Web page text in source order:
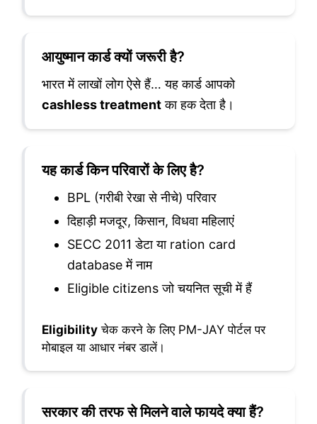
आयुष्मान कार्ड क्यों जरूरी है?
भारत में लाखों लोग ऐसे हैं… यह कार्ड आपको
cashless treatmentका हक देता है।
यह कार्ड किन परिवारों के लिए है?
BPL (गरीबी रेखा से नीचे) परिवार
दिहाड़ी मजदूर, किसान, विधवा महिलाएं
SECC 2011 डेटा या ration card
database में नाम
Eligible citizens जो चयनित सूची में हैं
Eligibilityचेक करने के लिए PM-JAY पोर्टल पर
मोबाइल या आधार नंबर डालें।
सरकार की तरफ से मिलने वाले फायदे क्या हैं?